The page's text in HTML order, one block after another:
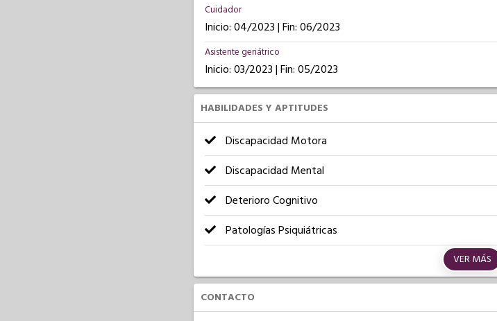
Cuidador
Inicio: 04/2023 | Fin: 06/2023
Asistente geriátrico
Inicio: 03/2023 | Fin: 05/2023
HABILIDADES Y APTITUDES
Discapacidad Motora
Discapacidad Mental
Deterioro Cognitivo
Patologías Psiquiátricas
VER MÁS
CONTACTO